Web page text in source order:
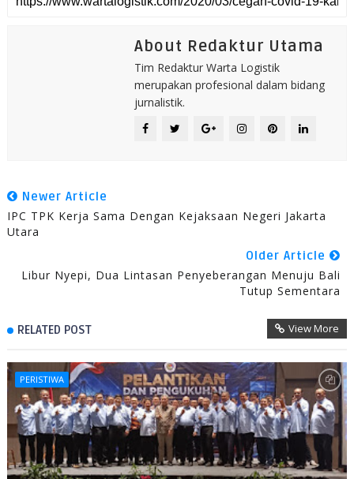
About Redaktur Utama
Tim Redaktur Warta Logistik
merupakan profesional dalam bidang
jurnalistik.
Newer Article
IPC TPK Kerja Sama Dengan Kejaksaan Negeri Jakarta
Utara
Older Article
Libur Nyepi, Dua Lintasan Penyeberangan Menuju Bali
Tutup Sementara
RELATED POST View More
PERISTIWA